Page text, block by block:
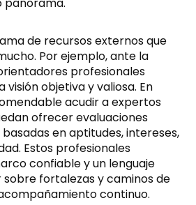
de recursos externos que
Por ejemplo, ante la
profesionales
objetiva y valiosa. En
acudir a expertos
ofrecer evaluaciones
en aptitudes, intereses,
Estos profesionales
confiable y un lenguaje
fortalezas y caminos de
continuo.